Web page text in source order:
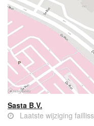
Sasta B.V.
Laatste wijziging